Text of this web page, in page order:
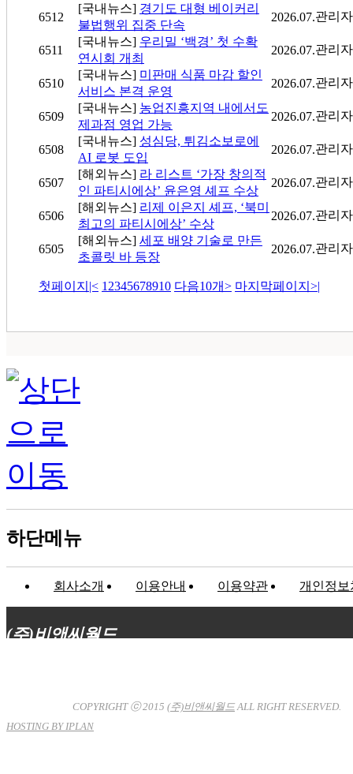
6512
[국내뉴스] 경기도 대형 베이커리
불법행위 집중 단속
2026.07.관리자
6511
[국내뉴스] 우리밀 ‘백경’ 첫 수확
연시회 개최
2026.07.관리자
6510
[국내뉴스] 미판매 식품 마감 할인
서비스 본격 운영
2026.07.관리자
6509
[국내뉴스] 농업진흥지역 내에서도
제과점 영업 가능
2026.07.관리자
6508
[국내뉴스] 성심당, 튀김소보로에
AI 로봇 도입
2026.07.관리자
6507
[해외뉴스] 라 리스트 ‘가장 창의적
인 파티시에상’ 윤은영 셰프 수상
2026.07.관리자
6506
[해외뉴스] 리제 이은지 셰프, ‘북미
최고의 파티시에상’ 수상
2026.07.관리자
6505
[해외뉴스] 세포 배양 기술로 만든
초콜릿 바 등장
2026.07.관리자
첫페이지 |< 1 2345678910 다음10개> 마지막페이지 >|
하단메뉴
회사소개 이용안내 이용약관 개인정보
(주)비앤씨월드
COPYRIGHT ⓒ 2015 (주)비앤씨월드ALL RIGHT RESERVED.
HOSTING BY IPLAN